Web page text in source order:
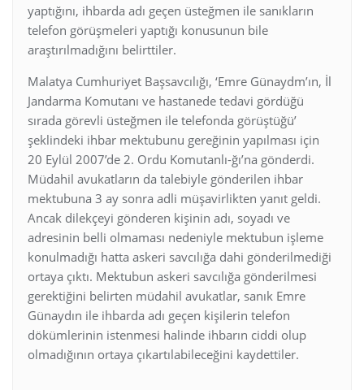
yaptığını, ihbarda adı geçen üsteğmen ile sanıkların
telefon görüşmeleri yaptığı konusunun bile
araştırılmadığını belirttiler.
Malatya Cumhuriyet Başsavcılığı, ‘Emre Günaydm’ın, İl
Jandarma Komutanı ve hastanede tedavi gördüğü
sırada görevli üsteğmen ile telefonda görüştüğü’
şeklindeki ihbar mektubunu gereğinin yapılması için
20 Eylül 2007’de 2. Ordu Komutanlı-ğı’na gönderdi.
Müdahil avukatların da talebiyle gönderilen ihbar
mektubuna 3 ay sonra adli müşavirlikten yanıt geldi.
Ancak dilekçeyi gönderen kişinin adı, soyadı ve
adresinin belli olmaması nedeniyle mektubun işleme
konulmadığı hatta askeri savcılığa dahi gönderilmediği
ortaya çıktı. Mektubun askeri savcılığa gönderilmesi
gerektiğini belirten müdahil avukatlar, sanık Emre
Günaydın ile ihbarda adı geçen kişilerin telefon
dökümlerinin istenmesi halinde ihbarın ciddi olup
olmadığının ortaya çıkartılabileceğini kaydettiler.